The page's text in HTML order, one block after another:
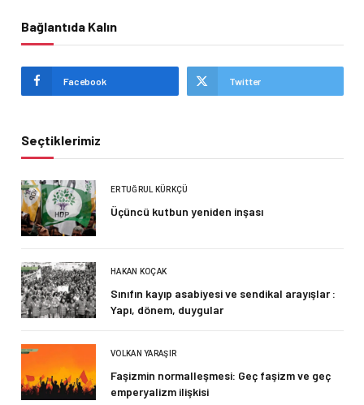
Bağlantıda Kalın
Facebook Twitter
Seçtiklerimiz
ERTUĞRUL KÜRKÇÜ
Üçüncü kutbun yeniden inşası
HAKAN KOÇAK
Sınıfın kayıp asabiyesi ve sendikal arayışlar :
Yapı, dönem, duygular
VOLKAN YARAŞIR
Faşizmin normalleşmesi: Geç faşizm ve geç
emperyalizm ilişkisi